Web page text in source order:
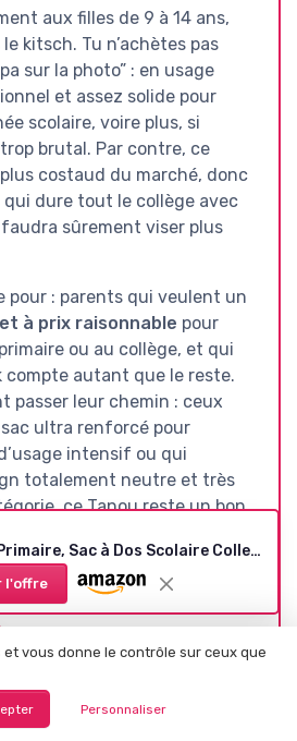
aux filles de 9 à 14 ans,
kitsch. Tu n’achètes pas
sur la photo” : en usage
et assez solide pour
scolaire, voire plus, si
trop brutal. Par contre, ce
plus costaud du marché, donc
dure tout le collège avec
sûrement viser plus
pour : parents qui veulent un
à prix raisonnable pour
ou au collège, et qui
compte autant que le reste.
passer leur chemin : ceux
ultra renforcé pour
intensif ou qui
totalement neutre et très
ce Tanou reste un bon
parfait, mais clairement
Cartable Fille Primaire, Sac à Dos Scolaire College Étanche Daypack pour Adolescentes, Cartable Kawaii à Carreaux pour Filles de 9 à 16 an pour les Voyages Noir
l'offre
vous donne le contrôle sur ceux que
Personnaliser